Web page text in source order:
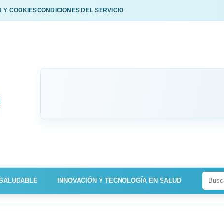
Y COOKIESCONDICIONES DEL SERVICIO
INNOVACIÓN Y TECNOLOGÍA EN SALUD